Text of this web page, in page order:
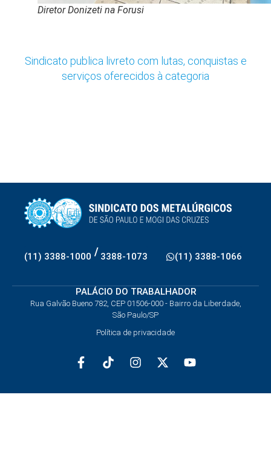
Diretor Donizeti na Forusi
Sindicato publica livreto com lutas, conquistas e
serviços oferecidos à categoria
(11) 3388-1000 / 3388-1073 (11) 3388-1066
PALÁCIO DO TRABALHADOR
Rua Galvão Bueno 782, CEP 01506-000 - Bairro da Liberdade,
São Paulo/SP
Política de privacidade